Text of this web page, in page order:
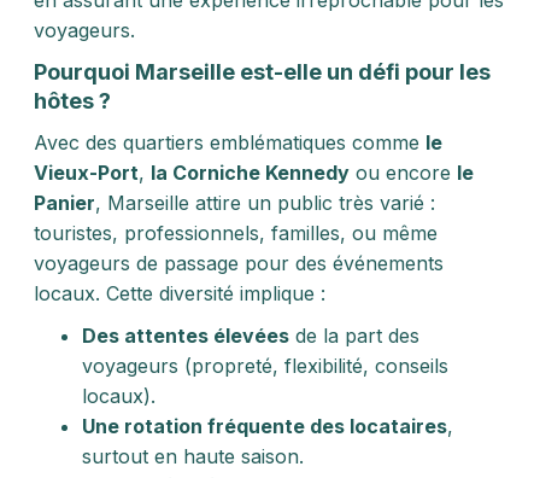
voyageurs.
Pourquoi Marseille est-elle un défi pour les
hôtes ?
Avec des quartiers emblématiques comme le
Vieux-Port, la Corniche Kennedy ou encore le
Panier, Marseille attire un public très varié :
touristes, professionnels, familles, ou même
voyageurs de passage pour des événements
locaux. Cette diversité implique :
Des attentes élevées de la part des
voyageurs (propreté, flexibilité, conseils
locaux).
Une rotation fréquente des locataires,
surtout en haute saison.